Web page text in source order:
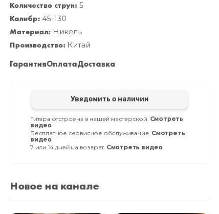
Количество струн: 5
Калибр: 45-130
Материал: Никель
Производство: Китай
ГарантияОплатаДоставка
Уведомить о наличии
Гитара отстроена в нашей мастерской. Смотреть
видео
Бесплатное сервисное обслуживание. Смотреть
видео
7 или 14 дней на возврат. Смотреть видео
Новое на канале